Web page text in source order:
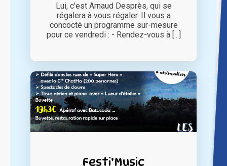
Lui, c'est Arnaud Desprès, qui se
régalera à vous régaler. Il vous a
concocté un programme sur-mesure
pour ce vendredi : - Rendez-vous à [...]
Festi’Music